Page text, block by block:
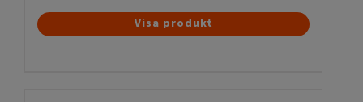
Visa produkt